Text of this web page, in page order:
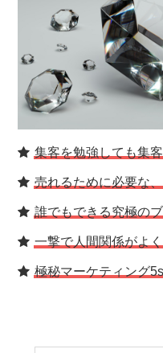
集客を勉強しても集
売れるために必要な
誰でもできる究極の
一撃で人間関係がよ
極秘マーケティング